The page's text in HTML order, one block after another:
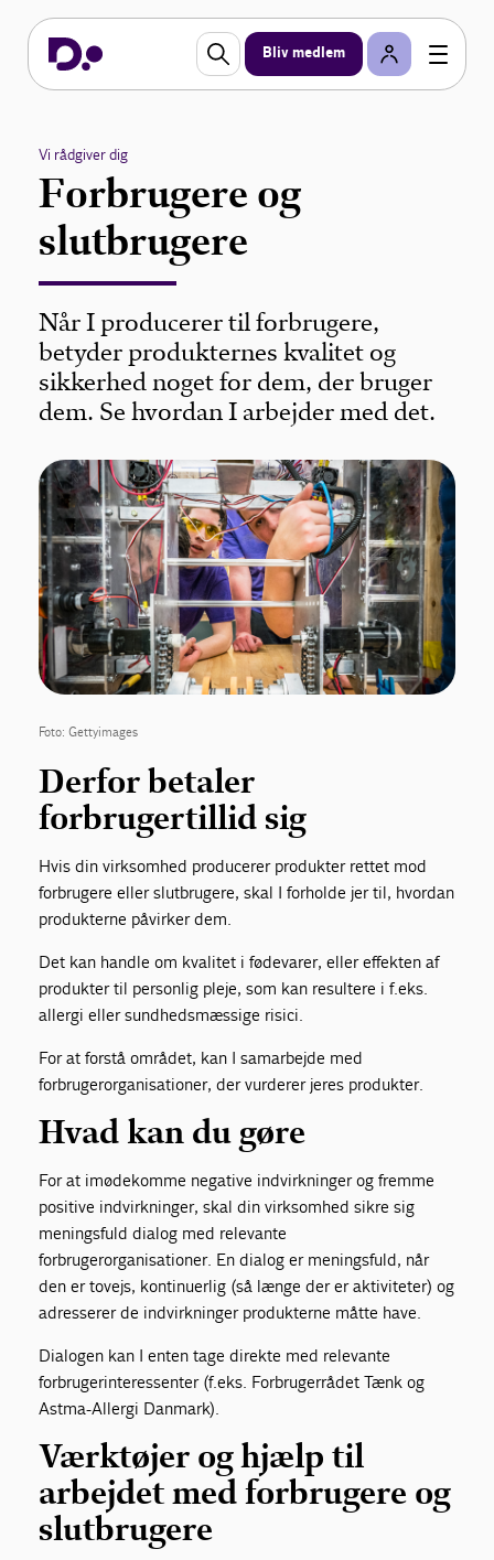
Bliv medlem
Vi rådgiver dig
Forbrugere og
slutbrugere
Når I producerer til forbrugere,
betyder produkternes kvalitet og
sikkerhed noget for dem, der bruger
dem. Se hvordan I arbejder med det.
Foto: Gettyimages
Derfor betaler
forbrugertillid sig
Hvis din virksomhed producerer produkter rettet mod
forbrugere eller slutbrugere, skal I forholde jer til, hvordan
produkterne påvirker dem.
Det kan handle om kvalitet i fødevarer, eller effekten af
produkter til personlig pleje, som kan resultere i f.eks.
allergi eller sundhedsmæssige risici.
For at forstå området, kan I samarbejde med
forbrugerorganisationer, der vurderer jeres produkter.
Hvad kan du gøre
For at imødekomme negative indvirkninger og fremme
positive indvirkninger, skal din virksomhed sikre sig
meningsfuld dialog med relevante
forbrugerorganisationer. En dialog er meningsfuld, når
den er tovejs, kontinuerlig (så længe der er aktiviteter) og
adresserer de indvirkninger produkterne måtte have.
Dialogen kan I enten tage direkte med relevante
forbrugerinteressenter (f.eks. Forbrugerrådet Tænk og
Astma-Allergi Danmark).
Værktøjer og hjælp til
arbejdet med forbrugere og
slutbrugere